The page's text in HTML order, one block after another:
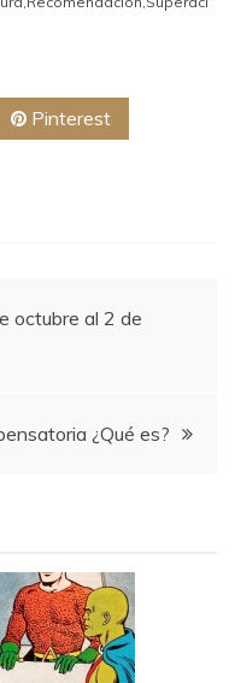
Pinterest
octubre al 2 de
¿Qué es?